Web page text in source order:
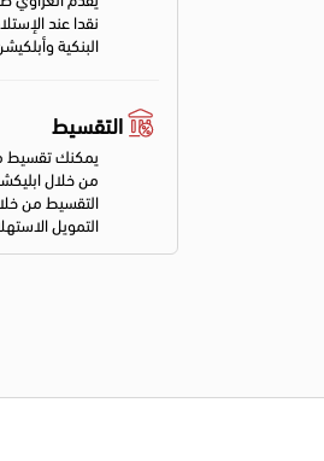
نقدا عند
البنكية
التقسيط
يمكنك تقسيط
من خلال
التقسيط من
التمويل